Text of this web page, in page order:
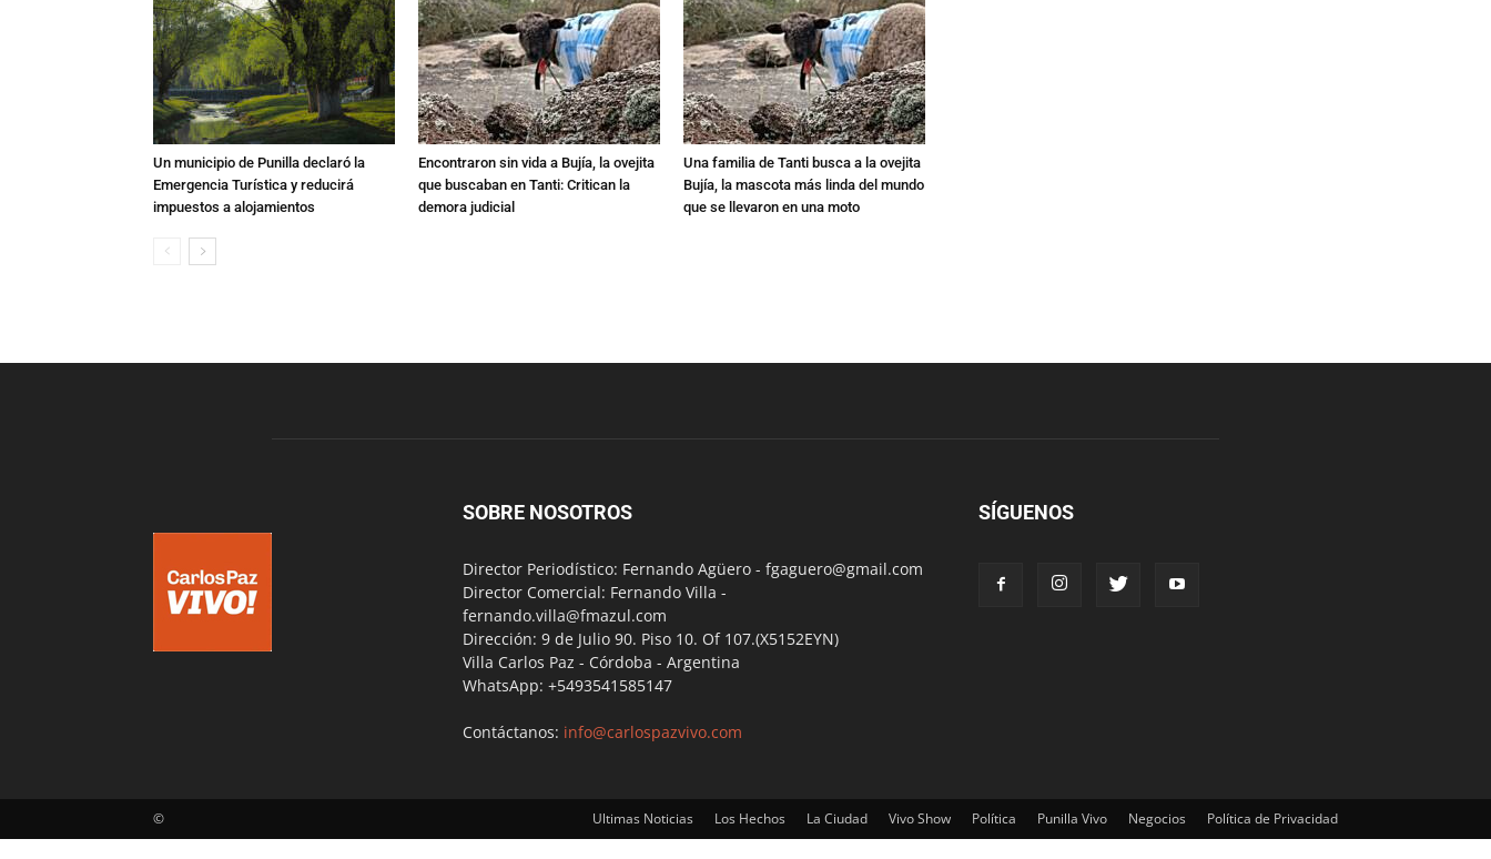
Un municipio de Punilla declaró la
Emergencia Turística y reducirá
impuestos a alojamientos
Encontraron sin vida a Bujía, la ovejita
que buscaban en Tanti: Critican la
demora judicial
Una familia de Tanti busca a la ovejita
Bujía, la mascota más linda del mundo
que se llevaron en una moto
SOBRE NOSOTROS
Director Periodístico: Fernando Agüero - fgaguero@gmail.com
Director Comercial: Fernando Villa -
fernando.villa@fmazul.com
Dirección: 9 de Julio 90. Piso 10. Of 107.(X5152EYN)
Villa Carlos Paz - Córdoba - Argentina
WhatsApp: +5493541585147
Contáctanos: info@carlospazvivo.com
SÍGUENOS
Ultimas Noticias Los Hechos La Ciudad Vivo Show Política Punilla Vivo Negocios Política de Privacidad
©